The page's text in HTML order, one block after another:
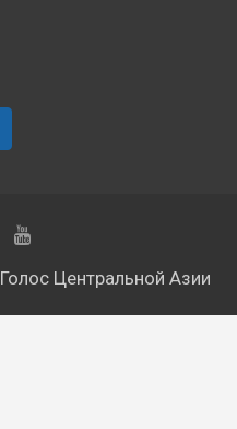
Голос Центральной Азии